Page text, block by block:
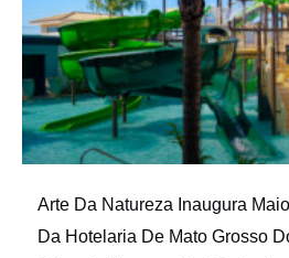
Arte Da Natureza Inaugura
Da Hotelaria De Mato Grosso